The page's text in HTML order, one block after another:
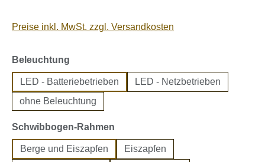
Preise inkl. MwSt. zzgl. Versandkosten
Beleuchtung
LED - Batteriebetrieben
LED - Netzbetrieben
ohne Beleuchtung
Schwibbogen-Rahmen
Berge und Eiszapfen
Eiszapfen